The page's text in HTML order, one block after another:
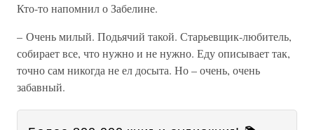
Кто-то напомнил о Забелине.
– Очень милый. Подьячий такой. Старьевщик-любитель,
собирает все, что нужно и не нужно. Еду описывает так,
точно сам никогда не ел досыта. Но – очень, очень
забавный.